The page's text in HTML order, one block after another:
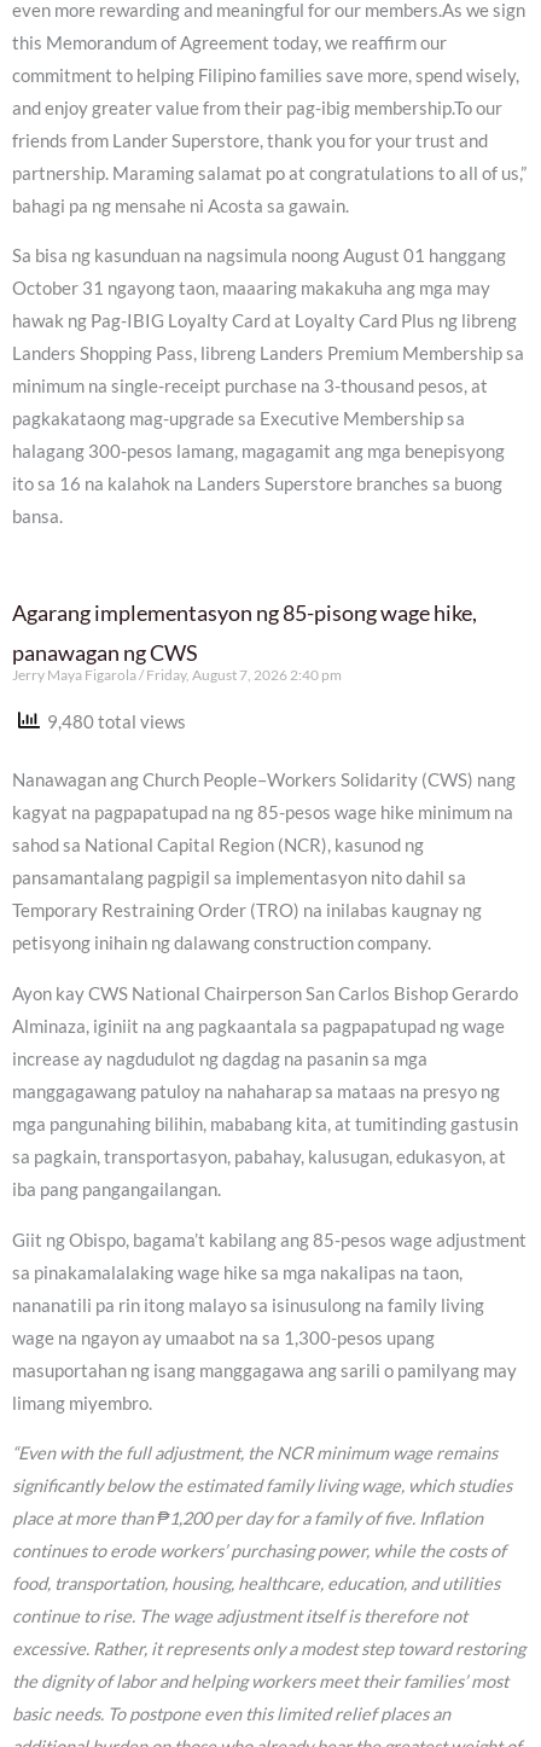
even more rewarding and meaningful for our members.As we sign
this Memorandum of Agreement today, we reaffirm our
commitment to helping Filipino families save more, spend wisely,
and enjoy greater value from their pag-ibig membership.To our
friends from Lander Superstore, thank you for your trust and
partnership. Maraming salamat po at congratulations to all of us,”
bahagi pa ng mensahe ni Acosta sa gawain.
Sa bisa ng kasunduan na nagsimula noong August 01 hanggang
October 31 ngayong taon, maaaring makakuha ang mga may
hawak ng Pag-IBIG Loyalty Card at Loyalty Card Plus ng libreng
Landers Shopping Pass, libreng Landers Premium Membership sa
minimum na single-receipt purchase na 3-thousand pesos, at
pagkakataong mag-upgrade sa Executive Membership sa
halagang 300-pesos lamang, magagamit ang mga benepisyong
ito sa 16 na kalahok na Landers Superstore branches sa buong
bansa.
Agarang implementasyon ng 85-pisong wage hike,
panawagan ng CWS
Jerry Maya Figarola Friday, August 7, 2026 2:40 pm
9,480 total views
Nanawagan ang Church People–Workers Solidarity (CWS) nang
kagyat na pagpapatupad na ng 85-pesos wage hike minimum na
sahod sa National Capital Region (NCR), kasunod ng
pansamantalang pagpigil sa implementasyon nito dahil sa
Temporary Restraining Order (TRO) na inilabas kaugnay ng
petisyong inihain ng dalawang construction company.
Ayon kay CWS National Chairperson San Carlos Bishop Gerardo
Alminaza, iginiit na ang pagkaantala sa pagpapatupad ng wage
increase ay nagdudulot ng dagdag na pasanin sa mga
manggagawang patuloy na nahaharap sa mataas na presyo ng
mga pangunahing bilihin, mababang kita, at tumitinding gastusin
sa pagkain, transportasyon, pabahay, kalusugan, edukasyon, at
iba pang pangangailangan.
Giit ng Obispo, bagama’t kabilang ang 85-pesos wage adjustment
sa pinakamalalaking wage hike sa mga nakalipas na taon,
nananatili pa rin itong malayo sa isinusulong na family living
wage na ngayon ay umaabot na sa 1,300-pesos upang
masuportahan ng isang manggagawa ang sarili o pamilyang may
limang miyembro.
“Even with the full adjustment, the NCR minimum wage remains
significantly below the estimated family living wage, which studies
place at more than ₱1,200 per day for a family of five. Inflation
continues to erode workers’ purchasing power, while the costs of
food, transportation, housing, healthcare, education, and utilities
continue to rise. The wage adjustment itself is therefore not
excessive. Rather, it represents only a modest step toward restoring
the dignity of labor and helping workers meet their families’ most
basic needs. To postpone even this limited relief places an